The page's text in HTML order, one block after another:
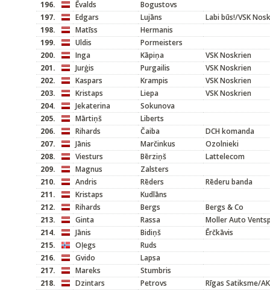
196.
Ēvalds
Bogustovs
197.
Edgars Lujāns
Labi būs!/VSK
198.
Matīss
Hermanis
199.
Uldis
Pormeisters
200.
Inga Kāpiņa
VSK Noskrien
201.
Jurģis Purgailis
VSK Noskrien
202.
Kaspars Krampis
VSK Noskrien
203.
Kristaps Liepa
VSK Noskrien
204.
Jekaterina
Sokunova
205.
Mārtiņš
Liberts
206.
Rihards Čaiba
DCH komanda
207.
Jānis Marčinkus
Ozolnieki
208.
Viesturs Bērziņš
Lattelecom
209.
Magnus
Zalsters
210.
Andris Rēders
Rēderu banda
211.
Kristaps
Kudlāns
212.
Rihards Bergs
Bergs & Co
213.
Ginta Rassa
Moller Auto
214.
Jānis Bidiņš
Ērčkāvis
215.
Oļegs
Ruds
216.
Gvido
Lapsa
217.
Mareks
Stumbris
218.
Dzintars Petrovs
Rīgas Satiksme/